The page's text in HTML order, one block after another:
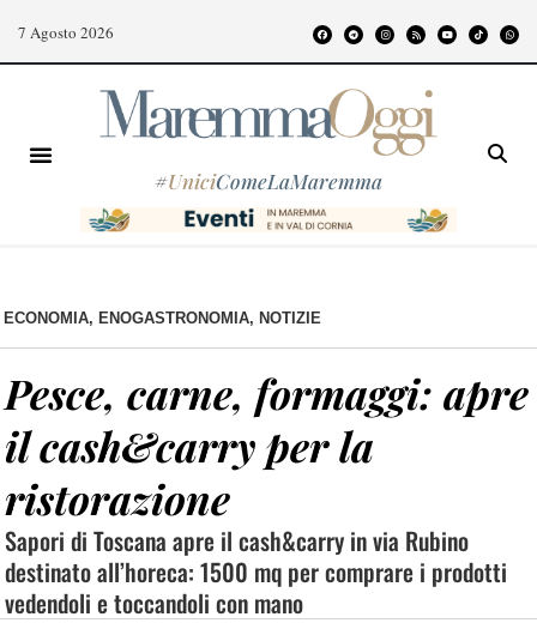
7 Agosto 2026
#UniciComeLaMaremma
ECONOMIA, ENOGASTRONOMIA, NOTIZIE
Pesce, carne, formaggi: apre
il cash&carry per la
ristorazione
Sapori di Toscana apre il cash&carry in via Rubino
destinato all’horeca: 1500 mq per comprare i prodotti
vedendoli e toccandoli con mano